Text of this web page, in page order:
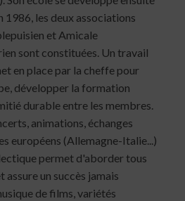
1986, les deux associations
et Amicale
sont constituées. Un travail
en place par la cheffe pour
développer la formation
durable entre les membres.
animations, échanges
européens (Allemagne-Italie...)
permet d'aborder tous
assure un succès jamais
de films, variétés